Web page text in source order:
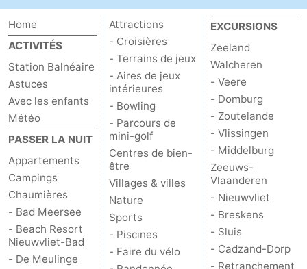
Home
ACTIVITÉS
Station Balnéaire
Astuces
Avec les enfants
Météo
PASSER LA NUIT
Appartements
Campings
Chaumières
- Bad Meersee
- Beach Resort
Nieuwvliet-Bad
- De Meulinge
Attractions
- Croisières
- Terrains de jeux
- Aires de jeux
intérieures
- Bowling
- Parcours de
mini-golf
Centres de bien-
être
Villages & villes
Nature
Sports
- Piscines
- Faire du vélo
EXCURSIONS
Zeeland
Walcheren
- Veere
- Domburg
- Zoutelande
- Vlissingen
- Middelburg
Zeeuws-
Vlaanderen
- Nieuwvliet
- Breskens
- Sluis
- Cadzand-Dorp
- Retranchement